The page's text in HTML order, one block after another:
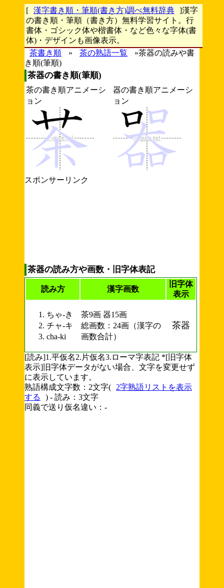
[ 漢字書き順・筆順(書き方)調べ無料辞典 ]漢字
の書き順・筆順（書き方）無料学習サイト。行
書体・ゴシック体や楷書体・など色々な字体(書
体)・デザインも画像表示。
茶書き順
» 茶の熟語一覧
»茶器の読みや書
き順(筆順)
茶器の書き順(筆順)
茶の書き順アニメーシ
ョン
器の書き順アニメーシ
ョン
スポンサーリンク
茶器の読み方や画数・旧字体表記
読み方 漢字画数
旧字体
表示
ちゃ-き
チャ-キ
cha-ki
茶9画 器15画
総画数：24画（漢字の
画数合計）
茶器
[読み]1.平仮名2.片仮名3.ローマ字表記 *[旧字体
表示]旧字体データがない場合、文字を変更せず
に表示しています。
熟語構成文字数：2文字(
2字熟語リストを表示
する
) - 読み：3文字
同義で送り仮名違い：-